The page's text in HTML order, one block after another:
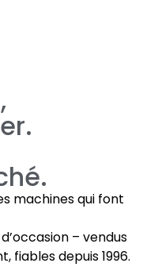
machines qui font
– vendus
fiables depuis 1996.